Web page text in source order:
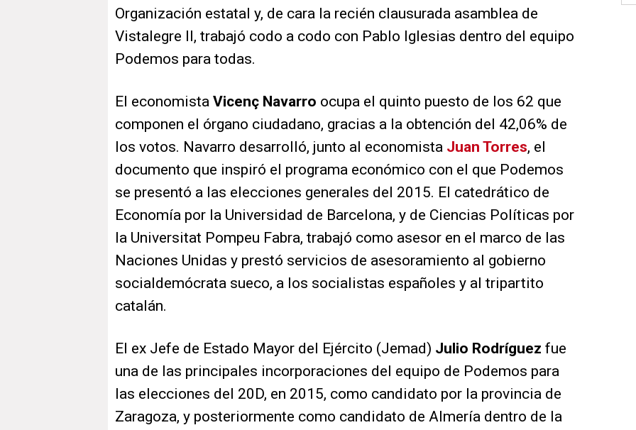
Organización estatal y, de cara la recién clausurada asamblea de
Vistalegre II, trabajó codo a codo con Pablo Iglesias dentro del equipo
Podemos para todas.
El economista Vicenç Navarro ocupa el quinto puesto de los 62 que
componen el órgano ciudadano, gracias a la obtención del 42,06% de
los votos. Navarro desarrolló, junto al economista Juan Torres, el
documento que inspiró el programa económico con el que Podemos
se presentó a las elecciones generales del 2015. El catedrático de
Economía por la Universidad de Barcelona, y de Ciencias Políticas por
la Universitat Pompeu Fabra, trabajó como asesor en el marco de las
Naciones Unidas y prestó servicios de asesoramiento al gobierno
socialdemócrata sueco, a los socialistas españoles y al tripartito
catalán.
El ex Jefe de Estado Mayor del Ejército (Jemad) Julio Rodríguez fue
una de las principales incorporaciones del equipo de Podemos para
las elecciones del 20D, en 2015, como candidato por la provincia de
Zaragoza, y posteriormente como candidato de Almería dentro de la